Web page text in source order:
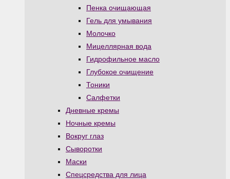
Пенка очищающая
Гель для умывания
Молочко
Мицеллярная вода
Гидрофильное масло
Глубокое очищение
Тоники
Салфетки
Дневные кремы
Ночные кремы
Вокруг глаз
Сыворотки
Маски
Спецсредства для лица